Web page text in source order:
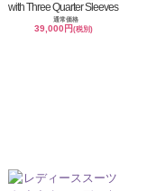
with Three Quarter Sleeves
通常価格
39,000円 (税別)